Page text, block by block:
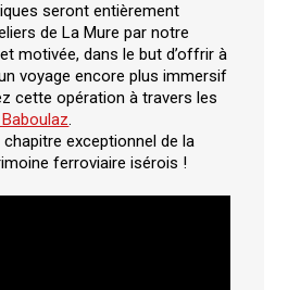
seront entièrement
de La Mure par notre
motivée, dans le but d’offrir à
voyage encore plus immersif
cette opération à travers les
.
exceptionnel de la
ferroviaire isérois !